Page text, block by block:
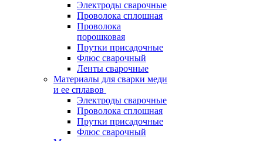
Электроды сварочные
Проволока сплошная
Проволока
порошковая
Прутки присадочные
Флюс сварочный
Ленты сварочные
Материалы для сварки меди
и ее сплавов
Электроды сварочные
Проволока сплошная
Прутки присадочные
Флюс сварочный